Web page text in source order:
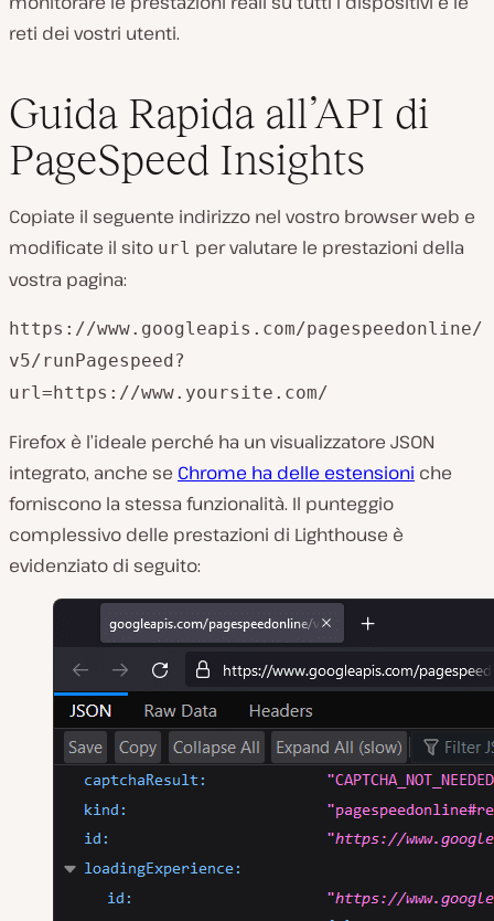
reti dei vostri utenti.
Guida Rapida all’API di
PageSpeed Insights
Copiate il seguente indirizzo nel vostro browser web e
modificate il sito url per valutare le prestazioni della
vostra pagina:
https://www.googleapis.com/pagespeedonline/
v5/runPagespeed?
url=https://www.yoursite.com/
Firefox è l’ideale perché ha un visualizzatore JSON
integrato, anche se Chrome ha delle estensioni che
forniscono la stessa funzionalità. Il punteggio
complessivo delle prestazioni di Lighthouse è
evidenziato di seguito: